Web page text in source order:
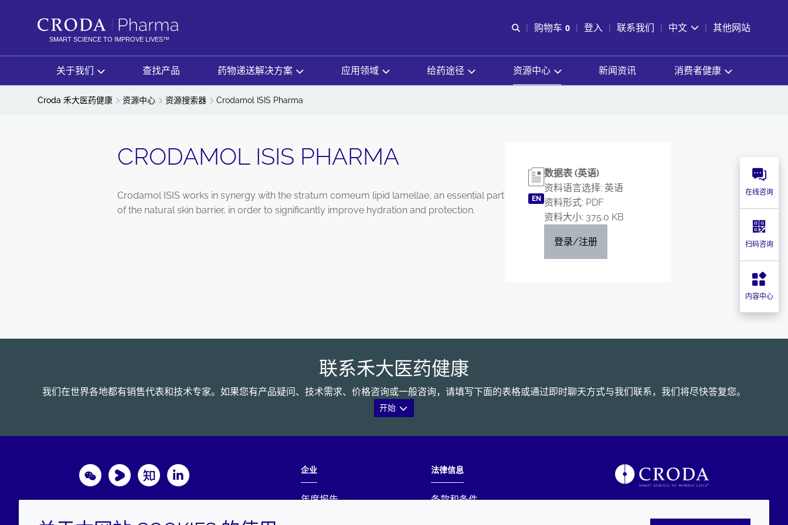
SMART SCIENCE TO IMPROVE LIVES™
Open Search
购物车 0
查看购物车
登入 联系我们 中文 其他网站
关于我们 查找产品 药物递送解决方案 应用领域 给药途径 资源中心 新闻资讯 消费者健康
Croda 禾大医药健康 资源中心 资源搜索器 Crodamol ISIS Pharma
CRODAMOL ISIS PHARMA
Crodamol ISIS works in synergy with the stratum comeum lipid lamellae, an essential part
of the natural skin barrier, in order to significantly improve hydration and protection.
EN
数据表 (英语)
资料语言选择: 英语
资料形式: PDF
资料大小: 375.0 KB
登录/注册
联系禾大医药健康
我们在世界各地都有销售代表和技术专家。如果您有产品疑问、技术需求、价格咨询或一般咨询，请填写下面的表格或通过即时聊天方式与我们联系，我们将尽快答复您。
开始
WechatYoukuZhihu LinkedIn
企业
年度报告
法律信息
条款和条件
在线咨询
扫码咨询
内容中心